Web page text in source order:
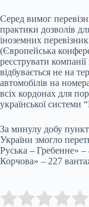
Серед вимог
практики дозволів
іноземних
(Європейська
реєструвати
відбувається не на
автомобілів на
всіх кордонах для
української системи
За минулу добу
України змогло
Руська – Гребенне»
Корчова» – 227
Rate this item: